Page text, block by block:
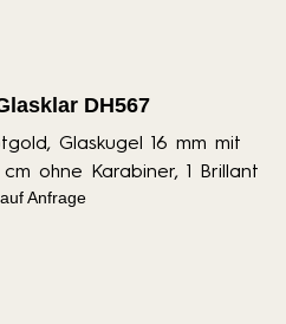
DH567
Glaskugel 16 mm mit
ohne Karabiner, 1 Brillant
Anfrage